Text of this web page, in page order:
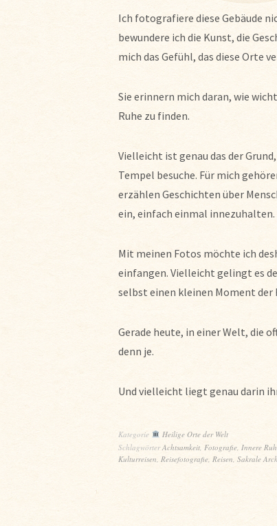
Ich fotografiere diese Gebäude
bewundere ich die Kunst, die
mich das Gefühl, das diese Orte
Sie erinnern mich daran, wie
Ruhe zu finden.
Vielleicht ist genau das der
Tempel besuche. Für mich
erzählen Geschichten über
ein, einfach einmal innezuhalten.
Mit meinen Fotos möchte ich
einfangen. Vielleicht gelingt es
selbst einen kleinen Moment der
Gerade heute, in einer Welt, die
denn je.
Und vielleicht liegt genau darin
Kategorie
Heilige Orte der Welt
SchlagwörterAchtsamkeit, Fotografie, Innere
Kulturreisen, Reisefotografie, Reisen, Sakrale